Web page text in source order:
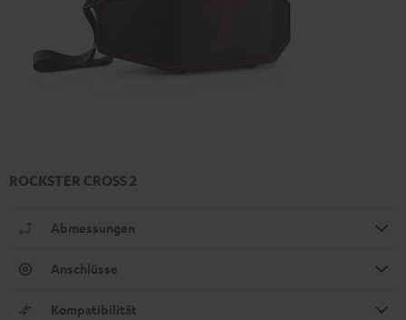
ROCKSTER CROSS 2
Abmessungen
Anschlüsse
Kompatibilität